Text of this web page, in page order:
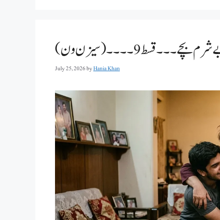
9۔۔۔۔(سیزن ون)
July 25, 2026byHania Khan